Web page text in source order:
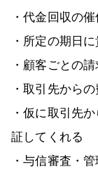
・代金回収の
・所定の期日
・顧客ごとの
・取引先から
・仮に取引先
証してくれる
・与信審査・管